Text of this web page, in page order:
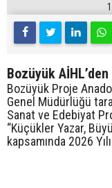
Bozüyük
Bozüyük Proje
Genel Müdürlüğü
Sanat ve Edebiyat
“Küçükler Yazar,
kapsamında 2026